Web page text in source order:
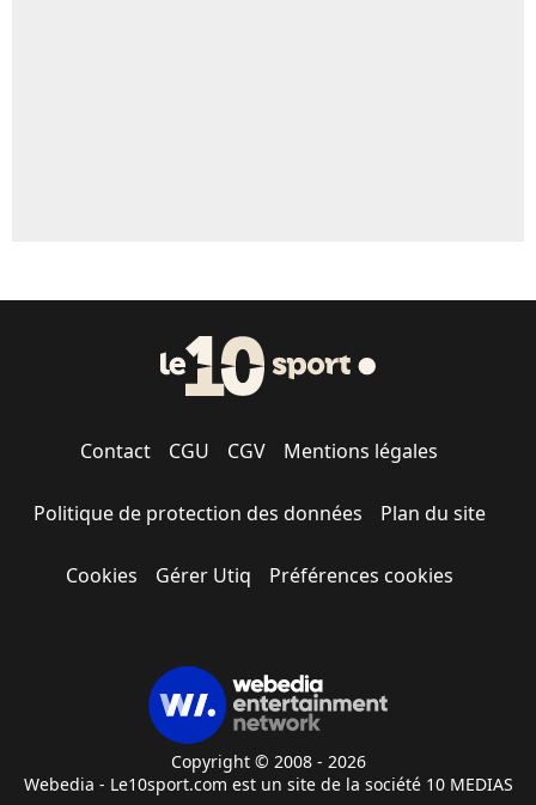
Contact CGU CGV Mentions légales
Politique de protection des données Plan du site
Cookies Gérer Utiq Préférences cookies
Copyright © 2008 - 2026
Webedia - Le10sport.com est un site de la société 10 MEDIAS